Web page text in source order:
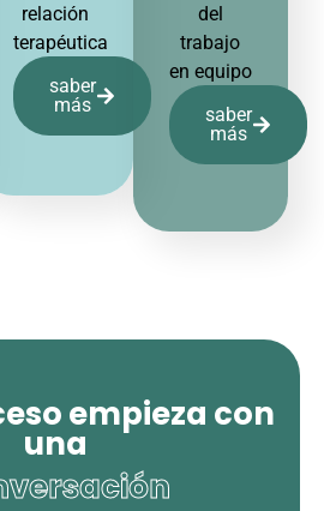
relación
terapéutica
saber
más
del
trabajo
en equipo
saber
más
empieza con
una